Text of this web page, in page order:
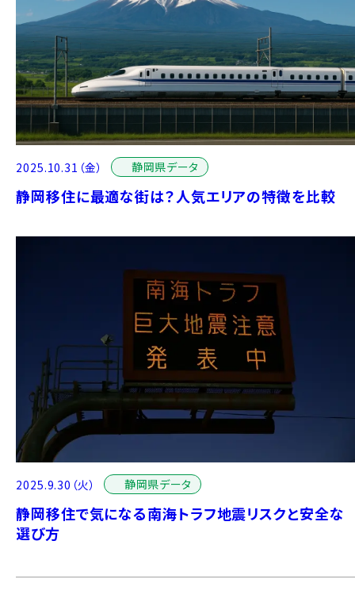
静岡県データ
2025.10.31（金）
静岡移住に最適な街は？人気エリアの特徴を比較
静岡県データ
2025.9.30（火）
静岡移住で気になる南海トラフ地震リスクと安全な
選び方